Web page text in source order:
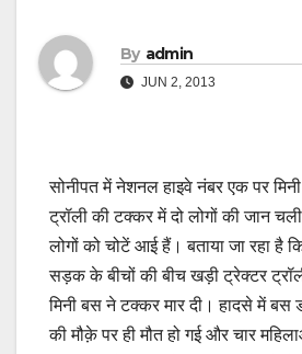
By admin
JUN 2, 2013
सोनीपत में नेशनल हाइवे नंबर एक पर
ट्रॉली की टक्कर में दो लोगों की जान
लोगों को चोटें आई हैं। बताया जा रहा है
सड़क के बीचों की बीच खड़ी ट्रेक्टर
मिनी बस ने टक्कर मार दी। हादसे में बस
की मौक़े पर ही मौत हो गई और चार